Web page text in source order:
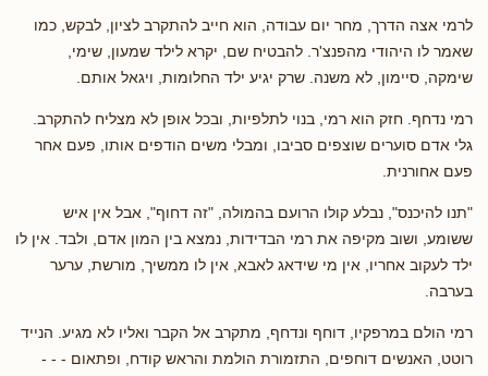
לרמי אצה הדרך, מחר יום עבודה, הוא חייב להתקרב לציון, לבקש, כמו
שאמר לו היהודי מהפנצ'ר. להבטיח שם, יקרא לילד שמעון, שימי,
שימקה, סיימון, לא משנה. שרק יגיע ילד החלומות, ויגאל אותם.
רמי נדחף. חזק הוא רמי, בנוי לתלפיות, ובכל אופן לא מצליח להתקרב.
גלי אדם סוערים שוצפים סביבו, ומבלי משים הודפים אותו, פעם אחר
פעם אחורנית.
"תנו להיכנס", נבלע קולו הרועם בהמולה, "זה דחוף", אבל אין איש
ששומע, ושוב מקיפה את רמי הבדידות, נמצא בין המון אדם, ולבד. אין לו
ילד לעקוב אחריו, אין מי שידאג לאבא, אין לו ממשיך, מורשת, ערער
בערבה.
רמי הולם במרפקיו, דוחף ונדחף, מתקרב אל הקבר ואליו לא מגיע. הנייד
רוטט, האנשים דוחפים, התזמורת הולמת והראש קודח, ופתאום - - -